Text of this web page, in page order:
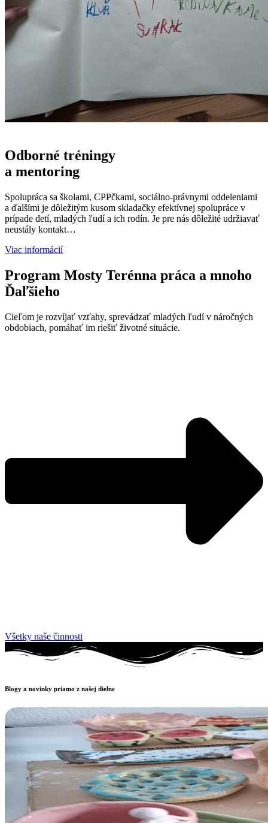
Odborné tréningy
a mentoring
Spolupráca sa školami, CPPčkami, sociálno-právnymi oddeleniami
a ďalšími je dôležitým kusom skladačky efektívnej spolupráce v
prípade detí, mladých ľudí a ich rodín. Je pre nás dôležité udržiavať
neustály kontakt…
Viac informácií
Program Mosty Terénna práca a mnoho
Ďaľšieho
Cieľom je rozvíjať vzťahy, sprevádzať mladých ľudí v náročných
obdobiach, pomáhať im riešiť životné situácie.
Všetky naše činnosti
Blogy a novinky priamo z našej dielne